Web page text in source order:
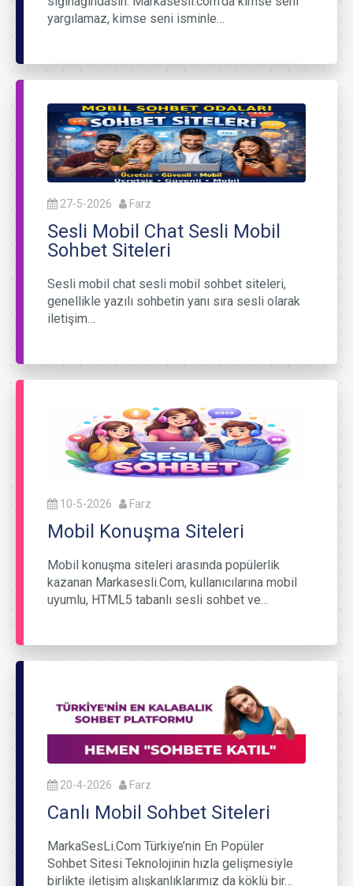
yargılamaz, kimse seni isminle…
27-5-2026 Farz
Sesli Mobil Chat Sesli Mobil
Sohbet Siteleri
Sesli mobil chat sesli mobil sohbet siteleri,
genellikle yazılı sohbetin yanı sıra sesli olarak
iletişim…
10-5-2026 Farz
Mobil Konuşma Siteleri
Mobil konuşma siteleri arasında popülerlik
kazanan Markasesli.Com, kullanıcılarına mobil
uyumlu, HTML5 tabanlı sesli sohbet ve…
20-4-2026 Farz
Canlı Mobil Sohbet Siteleri
MarkaSesLi.Com Türkiye’nin En Popüler
Sohbet Sitesi Teknolojinin hızla gelişmesiyle
birlikte iletişim alışkanlıklarımız da köklü bir…